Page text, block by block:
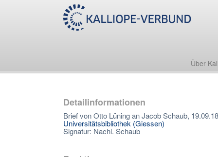
Über
Detailinformationen
Brief von Otto Lüning an Jacob Schaub,
Universitätsbibliothek (Giessen)
Signatur: Nachl. Schaub